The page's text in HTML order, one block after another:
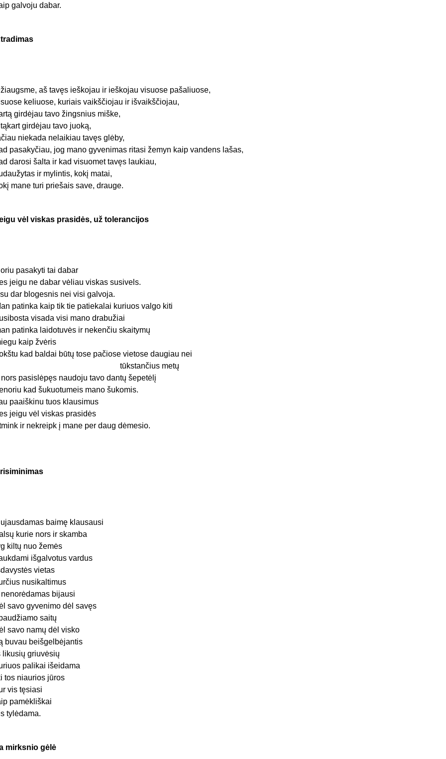
galvoju dabar.
aš tavęs ieškojau ir ieškojau visuose pašaliuose,
keliuose, kuriais vaikščiojau ir išvaikščiojau,
girdėjau tavo žingsnius miške,
girdėjau tavo juoką,
niekada nelaikiau tavęs glėby,
pasakyčiau, jog mano gyvenimas ritasi žemyn kaip vandens lašas,
darosi šalta ir kad visuomet tavęs laukiau,
ir mylintis, kokį matai,
mane turi priešais save, drauge.
vėl viskas prasidės, už tolerancijos
pasakyti tai dabar
jeigu ne dabar vėliau viskas susivels.
dar blogesnis nei visi galvoja.
patinka kaip tik tie patiekalai kuriuos valgo kiti
visada visi mano drabužiai
patinka laidotuvės ir nekenčiu skaitymų
kaip žvėris
kad baldai būtų tose pačiose vietose daugiau nei
metų
nors pasislėpęs naudoju tavo dantų šepetėlį
kad šukuotumeis mano šukomis.
paaiškinu tuos klausimus
jeigu vėl viskas prasidės
ir nekreipk į mane per daug dėmesio.
baimę klausausi
kurie nors ir skamba
kiltų nuo žemės
išgalvotus vardus
vietas
nusikaltimus
nenorėdamas bijausi
savo gyvenimo dėl savęs
saitų
savo namų dėl visko
buvau beišgelbėjantis
likusių griuvėsių
palikai išeidama
tos niaurios jūros
vis tęsiasi
pamėkliškai
tylėdama.
mirksnio gėlė